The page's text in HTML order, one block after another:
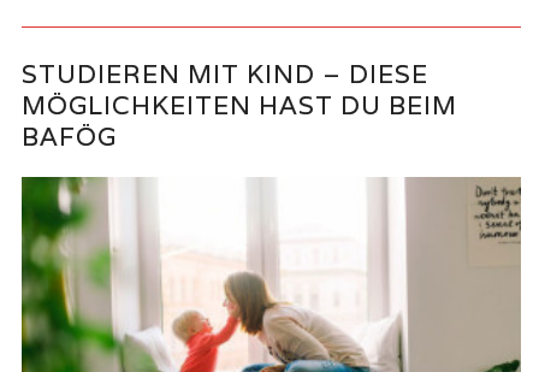
STUDIEREN MIT KIND – DIESE
MÖGLICHKEITEN HAST DU BEIM
BAFÖG